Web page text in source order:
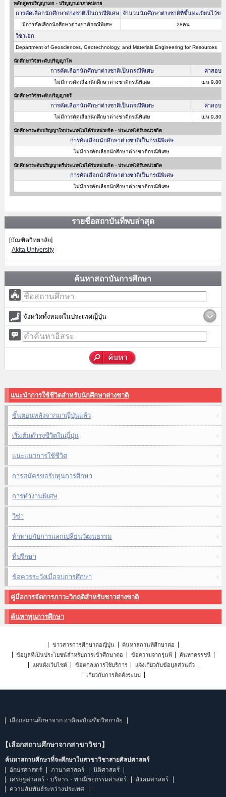
หลักสูตรปริญญาเอก・ปริญญาเอกภาคปลาย
การคัดเลือกนักศึกษาต่างชาติเป็นกรณีพิเศษ จำนวนนักศึกษาต่างชาติที่ขึ้นทะเบียนไว้ขอ
มีการคัดเลือกนักศึกษาต่างชาติกรณีพิเศษ 28คน
วิชาเอก
Department of Geosciences, Geotechnology, and Materials Engineering for Resources
นักศึกษาวิจัยระดับปริญญาโท
การคัดเลือกนักศึกษาต่างชาติเป็นกรณีพิเศษ ค่าสอบ
ไม่มีการคัดเลือกนักศึกษาต่างชาติกรณีพิเศษ เยน 9,800
นักศึกษาวิจัยระดับปริญญาตรี
การคัดเลือกนักศึกษาต่างชาติเป็นกรณีพิเศษ ค่าสอบ
ไม่มีการคัดเลือกนักศึกษาต่างชาติกรณีพิเศษ เยน 9,800
นักศึกษาระดับปริญญาโทประเภทไม่ได้รับหน่วยกิต・ประเภทได้รับหน่วยกิต
การคัดเลือกนักศึกษาต่างชาติเป็นกรณีพิเศษ
ไม่มีการคัดเลือกนักศึกษาต่างชาติกรณีพิเศษ
นักศึกษาระดับปริญญาตรีประเภทไม่ได้รับหน่วยกิต・ประเภทได้รับหน่วยกิต
การคัดเลือกนักศึกษาต่างชาติเป็นกรณีพิเศษ
ไม่มีการคัดเลือกนักศึกษาต่างชาติกรณีพิเศษ
รายชื่อสถาบันที่พบล่าสุด
[บัณฑิตวิทยาลัย]
Akita University
ค้นหาสถาบันการศึกษา
จังหวัดทั้งหมดในประเทศญี่ปุ่น
แนะนำการใช้ชีวิตสำหรับนักศึกษาต่างชาติ
ขั้นตอนหลังจากมาญี่ปุ่นแล้ว
เริ่มต้นดำรงชีวิตในญี่ปุ่น
แนะแนวการใช้ชีวิต
การสมัครขอรับทุนการศึกษา
การทำงานพิเศษ
วีซ่า
ท้าทายกับการแลกเปลี่ยนวัฒนธรรม
ที่ปรึกษา
ข้อควรระวังเมื่อจบการศึกษา
คู่มือการจัดการภาวะวิกฤติสำหรับชาวต่างชาติ
ค้นหาทุนการศึกษา
ข่าวสารการศึกษาต่อญี่ปุ่น
ค้นหาสถานที่ศึกษาต่อ
ข้อมูลที่เป็นประโยชน์สำหรับการเข้าศึกษาต่อ
ข้อความจากรุ่นพี่
ค้นหาดรรชนี
แผนผังเว็บไซต์
ข้อตกลงการใช้บริการ
แจ้งเกี่ยวกับข้อมูลส่วนตัว
เกี่ยวกับการติดตั้งระบบ
เลือกสถานศึกษาจาก อาคิตะบัณฑิตวิทยาลัย
【เลือกสถานศึกษาจากสาขาวิชา】
ค้นหาสถานศึกษาที่จะศึกษาในสาขาวิชาสายศิลปศาสตร์
อักษรศาสตร์
ภาษาศาสตร์
นิติศาสตร์
เศรษฐศาสตร์・บริหาร・พาณิชยกรรมศาสตร์
สังคมศาสตร์
ความสัมพันธ์ระหว่างประเทศ